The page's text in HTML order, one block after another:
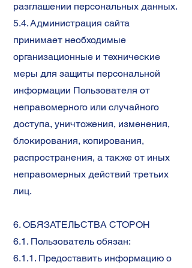
разглашении персональных данных.
5.4. Администрация сайта
принимает необходимые
организационные и технические
меры для защиты персональной
информации Пользователя от
неправомерного или случайного
доступа, уничтожения, изменения,
блокирования, копирования,
распространения, а также от иных
неправомерных действий третьих
лиц.
6. ОБЯЗАТЕЛЬСТВА СТОРОН
6.1. Пользователь обязан:
6.1.1. Предоставить информацию о